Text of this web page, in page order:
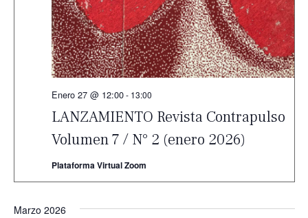
LANZAMIENTO Revista Contrapulso
Volumen 7 / N° 2 (enero 2026)
Enero 27 @ 12:00- 13:00
Plataforma Virtual Zoom
Marzo 2026